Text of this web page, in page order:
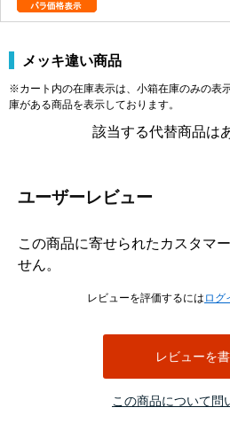
この商品について問
メッキ違い商品
※カート内の在庫表示は、小箱在庫のみの表
庫がある商品を表示しております。
該当する代替商品は
ユーザーレビュー
この商品に寄せられたカスタマ
せん。
レビューを評価するには ログ
レビューを書